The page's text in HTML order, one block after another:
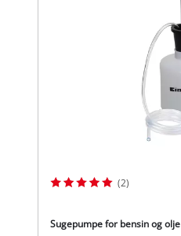
(2)
Sugepumpe for bensin og olje